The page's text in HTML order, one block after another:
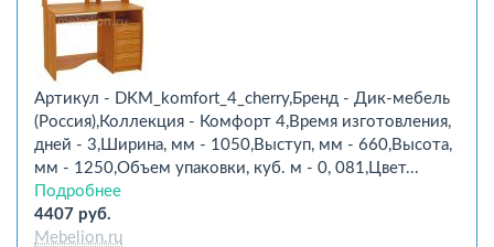
Артикул - DKM_komfort_4_cherry,Бренд - Дик-мебель
(Россия),Коллекция - Комфорт 4,Время изготовления,
дней - 3,Ширина, мм - 1050,Выступ, мм - 660,Высота,
мм - 1250,Объем упаковки, куб. м - 0, 081,Цвет...
Подробнее
4407 руб.
Mebelion.ru